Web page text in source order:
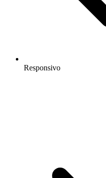
Responsivo